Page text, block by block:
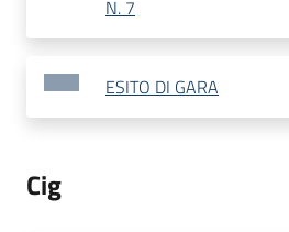
N. 7
ESITO DI GARA
Cig